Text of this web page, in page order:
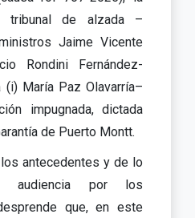
tribunal de alzada –
Jaime Vicente
Rondini Fernández-
(i) María Paz Olavarría–
impugnada, dictada
de Puerto Montt.
antecedentes y de lo
audiencia por los
que, en este